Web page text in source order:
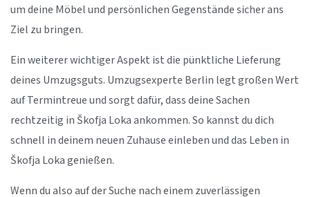
um deine Möbel und persönlichen Gegenstände sicher ans
Ziel zu bringen.
Ein weiterer wichtiger Aspekt ist die pünktliche Lieferung
deines Umzugsguts. Umzugsexperte Berlin legt großen Wert
auf Termintreue und sorgt dafür, dass deine Sachen
rechtzeitig in Škofja Loka ankommen. So kannst du dich
schnell in deinem neuen Zuhause einleben und das Leben in
Škofja Loka genießen.
Wenn du also auf der Suche nach einem zuverlässigen